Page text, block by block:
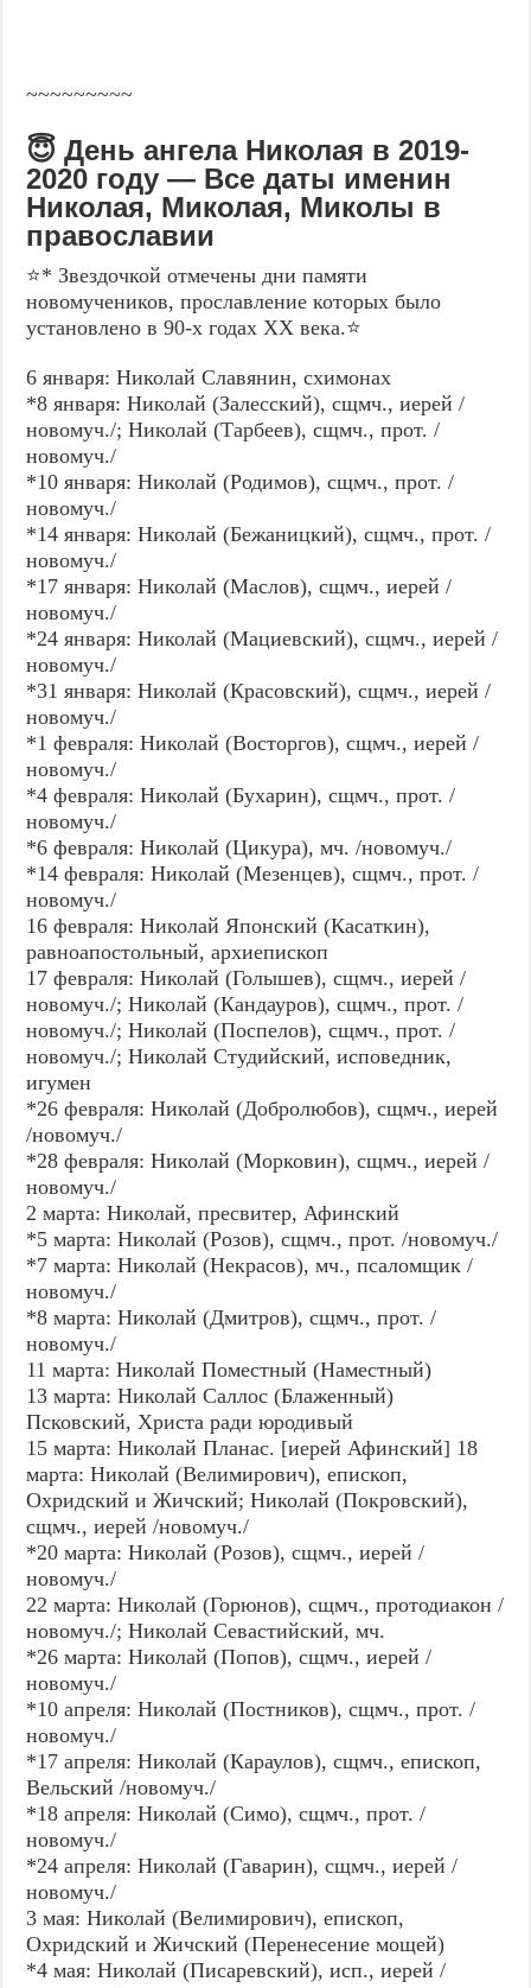
~~~~~~~~~
😇 День ангела Николая в 2019-
2020 году — Все даты именин
Николая, Миколая, Миколы в
православии
⭐* Звездочкой отмечены дни памяти
новомучеников, прославление которых было
установлено в 90-х годах XX века.⭐
6 января: Николай Славянин, схимонах
*8 января: Николай (Залесский), сщмч., иерей /
новомуч./; Николай (Тарбеев), сщмч., прот. /
новомуч./
*10 января: Николай (Родимов), сщмч., прот. /
новомуч./
*14 января: Николай (Бежаницкий), сщмч., прот. /
новомуч./
*17 января: Николай (Маслов), сщмч., иерей /
новомуч./
*24 января: Николай (Мациевский), сщмч., иерей /
новомуч./
*31 января: Николай (Красовский), сщмч., иерей /
новомуч./
*1 февраля: Николай (Восторгов), сщмч., иерей /
новомуч./
*4 февраля: Николай (Бухарин), сщмч., прот. /
новомуч./
*6 февраля: Николай (Цикура), мч. /новомуч./
*14 февраля: Николай (Мезенцев), сщмч., прот. /
новомуч./
16 февраля: Николай Японский (Касаткин),
равноапостольный, архиепископ
17 февраля: Николай (Голышев), сщмч., иерей /
новомуч./; Николай (Кандауров), сщмч., прот. /
новомуч./; Николай (Поспелов), сщмч., прот. /
новомуч./; Николай Студийский, исповедник,
игумен
*26 февраля: Николай (Добролюбов), сщмч., иерей
/новомуч./
*28 февраля: Николай (Морковин), сщмч., иерей /
новомуч./
2 марта: Николай, пресвитер, Афинский
*5 марта: Николай (Розов), сщмч., прот. /новомуч./
*7 марта: Николай (Некрасов), мч., псаломщик /
новомуч./
*8 марта: Николай (Дмитров), сщмч., прот. /
новомуч./
11 марта: Николай Поместный (Наместный)
13 марта: Николай Саллос (Блаженный)
Псковский, Христа ради юродивый
15 марта: Николай Планас. [иерей Афинский] 18
марта: Николай (Велимирович), епископ,
Охридский и Жичский; Николай (Покровский),
сщмч., иерей /новомуч./
*20 марта: Николай (Розов), сщмч., иерей /
новомуч./
22 марта: Николай (Горюнов), сщмч., протодиакон /
новомуч./; Николай Севастийский, мч.
*26 марта: Николай (Попов), сщмч., иерей /
новомуч./
*10 апреля: Николай (Постников), сщмч., прот. /
новомуч./
*17 апреля: Николай (Караулов), сщмч., епископ,
Вельский /новомуч./
*18 апреля: Николай (Симо), сщмч., прот. /
новомуч./
*24 апреля: Николай (Гаварин), сщмч., иерей /
новомуч./
3 мая: Николай (Велимирович), епископ,
Охридский и Жичский (Перенесение мощей)
*4 мая: Николай (Писаревский), исп., иерей /